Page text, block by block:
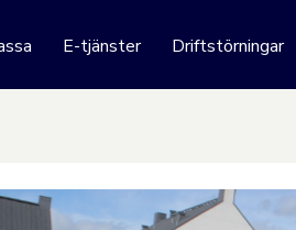
E-tjänster Driftstörningar